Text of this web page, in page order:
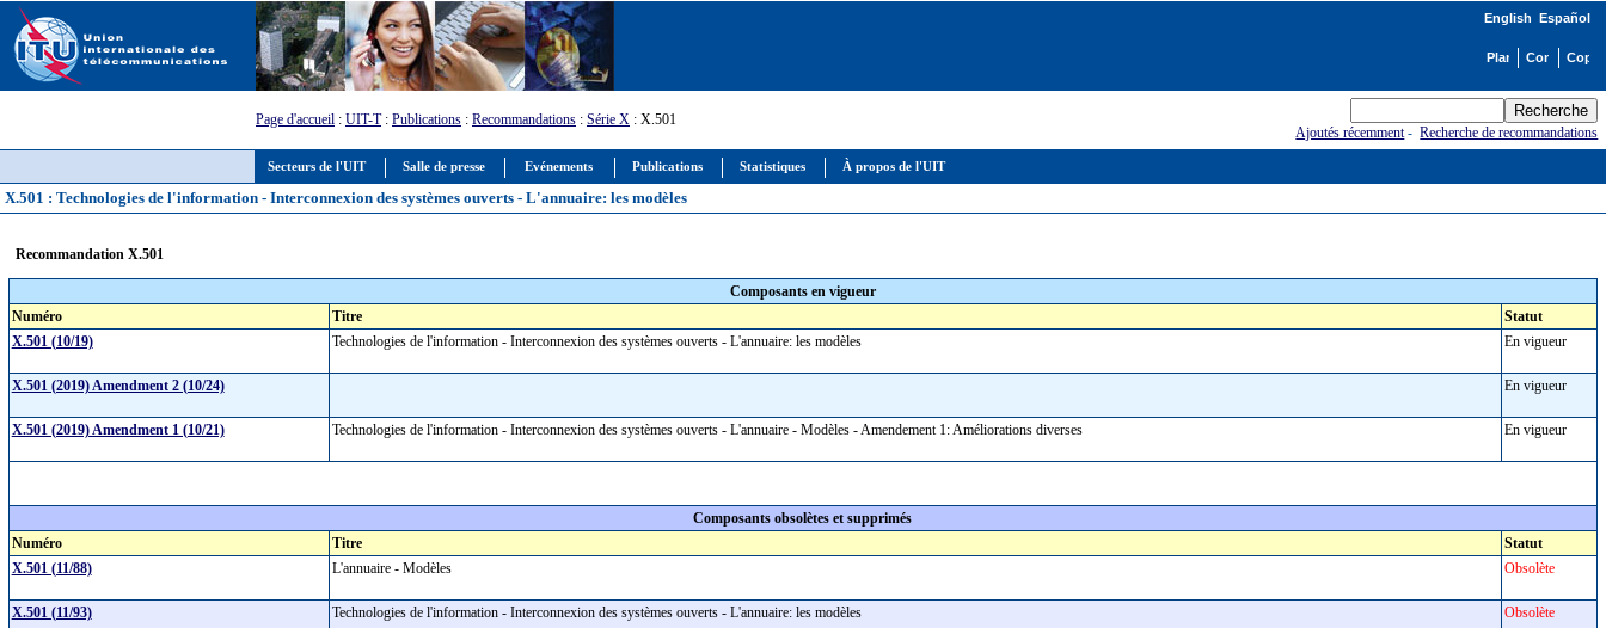
Secteurs de l'UIT Salle de presse Evénements Publications Statistiques À propos de l'UIT
English Español
Page d'accueil : UIT-T: Publications : Recommandations : Série X : X.501
Ajoutés récemment-Recherche de recommandations
X.501 : Technologies de l'information - Interconnexion des systèmes ouverts - L'annuaire: les modèles
Recommandation X.501
Composants en vigueur
Numéro
Titre
Statut
X.501 (10/19)
Technologies de l'information - Interconnexion des systèmes ouverts - L'annuaire: les modèles En vigueur
X.501 (2019) Amendment 2 (10/24) En vigueur
X.501 (2019) Amendment 1 (10/21) Technologies de l'information - Interconnexion des systèmes ouverts - L'annuaire - Modèles - Amendement 1: Améliorations diverses En vigueur
Composants obsolètes et supprimés
Numéro
Titre
Statut
X.501 (11/88)
L'annuaire - Modèles Obsolète
X.501 (11/93) Technologies de l'information - Interconnexion des systèmes ouverts - L'annuaire: les modèles Obsolète